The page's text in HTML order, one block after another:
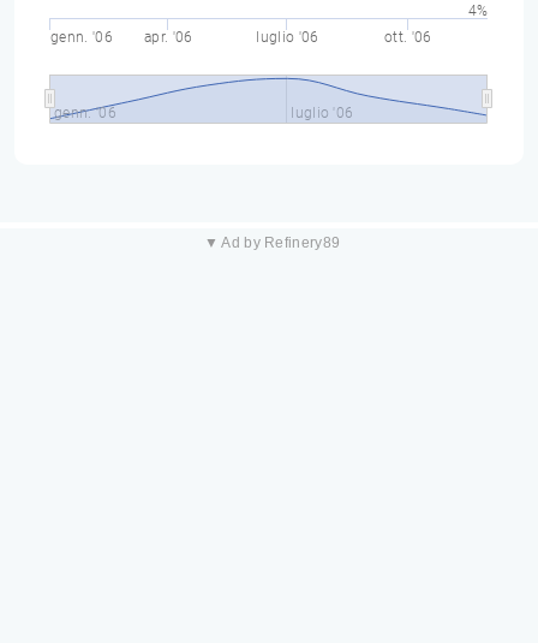
genn. '06 apr. '06 luglio '06 ott. '06
genn. '06 luglio '06
4%
▼ Ad by Refinery89